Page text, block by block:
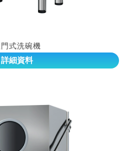
式洗碗機
詳細資料